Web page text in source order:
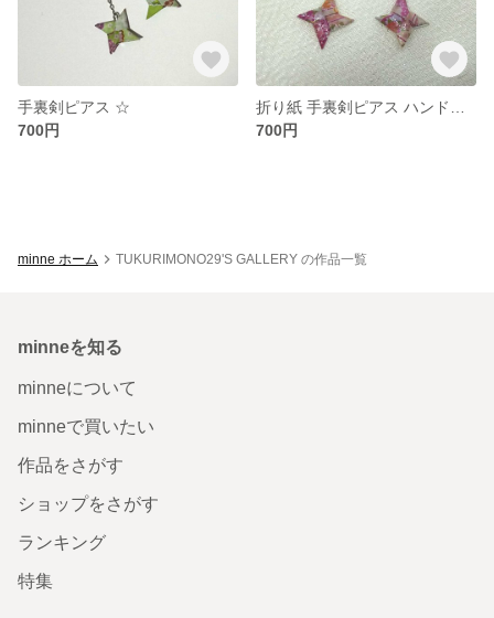
手裏剣ピアス ☆
700円
700円
minne ホーム TUKURIMONO29'S GALLERY の作品一覧
minneを知る
minneについて
minneで買いたい
作品をさがす
ショップをさがす
ランキング
特集